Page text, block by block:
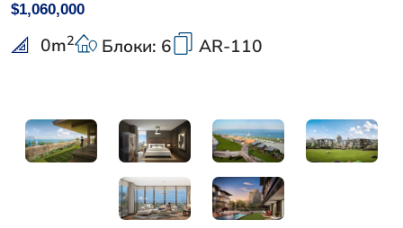
$1,060,000
0m2 Блоки: 6 AR-110